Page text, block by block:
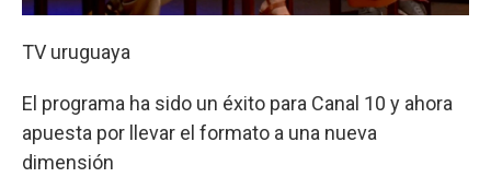
TV uruguaya
El programa ha sido un éxito para Canal 10 y ahora
apuesta por llevar el formato a una nueva
dimensión